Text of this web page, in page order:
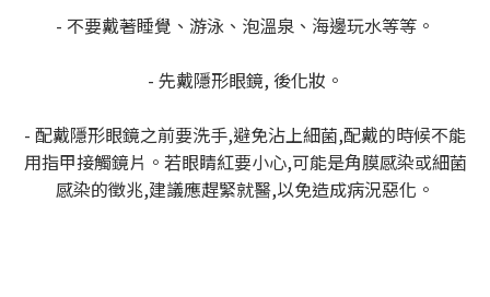
- 不要戴著睡覺、游泳、泡溫泉、海邊玩水等等。
- 先戴隱形眼鏡, 後化妝。
- 配戴隱形眼鏡之前要洗手,避免沾上細菌,配戴的時候不能
用指甲接觸鏡片。若眼睛紅要小心,可能是角膜感染或細菌
感染的徵兆,建議應趕緊就醫,以免造成病況惡化。